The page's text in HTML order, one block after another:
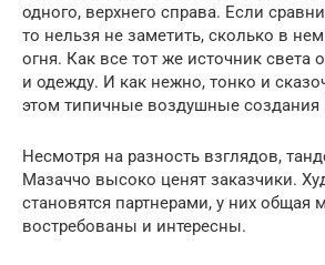
одного, верхнего справа. Если
то нельзя не заметить, сколько в
огня. Как все тот же источник света
и одежду. И как нежно, тонко и
этом типичные воздушные
Несмотря на разность взглядов,
Мазаччо высоко ценят заказчики.
становятся партнерами, у них общая
востребованы и интересны.